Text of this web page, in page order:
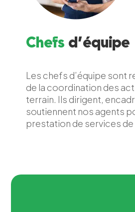
Chefs d’équipe
Les chefs d’équipe sont
de la coordination des
terrain. Ils dirigent,
soutiennent nos agents
prestation de services de